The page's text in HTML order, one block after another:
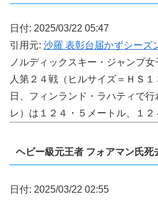
日付: 2025/03/22 05:47
引用元: 沙羅 表彰台届かずシーズ
ノルディックスキー・ジャンプ
人第２４戦（ヒルサイズ＝ＨＳ１
日、フィンランド・ラハティで
レ）は１２４・５メートル、１
ヘビー級元王者 フォアマン氏死
日付: 2025/03/22 02:55